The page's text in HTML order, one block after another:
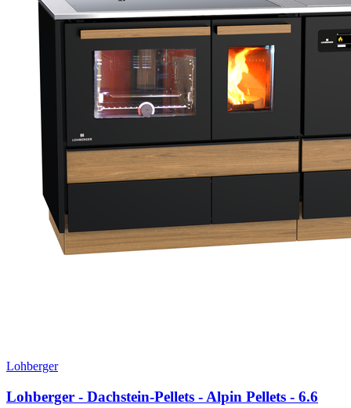
Lohberger
Lohberger - Dachstein-Pellets - Alpin Pellets - 6.6